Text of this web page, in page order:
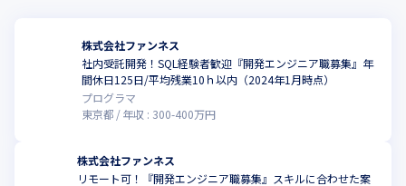
株式会社ファンネス
社内受託開発！SQL経験者歓迎『開発エンジニア職募集』年
間休日125日/平均残業10ｈ以内（2024年1月時点）
プログラマ
東京都
年収 : 300-400万円
株式会社ファンネス
リモート可！『開発エンジニア職募集』スキルに合わせた案